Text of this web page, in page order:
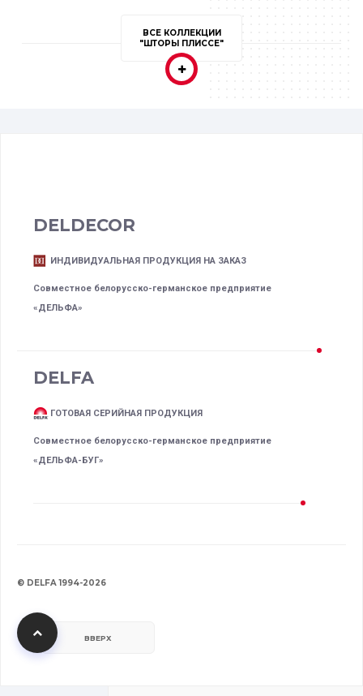
ВСЕ КОЛЛЕКЦИИ
"ШТОРЫ ПЛИССЕ"
DELDECOR
ИНДИВИДУАЛЬНАЯ ПРОДУКЦИЯ НА ЗАКАЗ
Совместное белорусско-германское предприятие
«ДЕЛЬФА»
DELFA
ГОТОВАЯ СЕРИЙНАЯ ПРОДУКЦИЯ
Совместное белорусско-германское предприятие
«ДЕЛЬФА-БУГ»
© DELFA 1994-2026
ВВЕРХ